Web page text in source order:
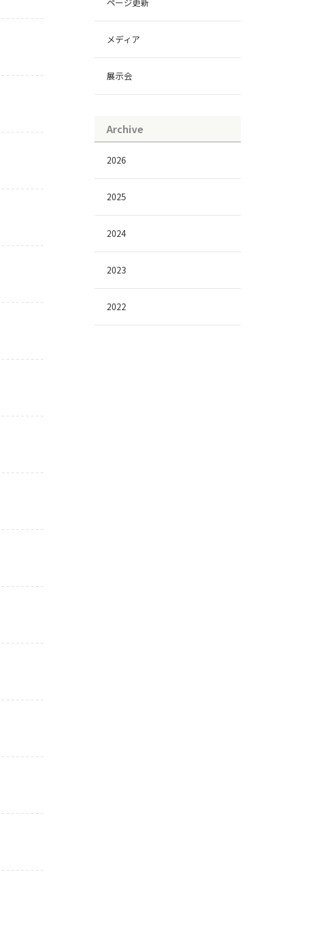
ページ更新
メディア
展示会
Archive
2026
2025
2024
2023
2022